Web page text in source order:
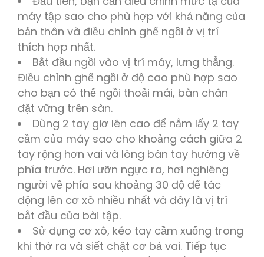
máy tập sao cho phù hợp với khả năng của
bản thân và điều chỉnh ghế ngồi ở vị trí
thích hợp nhất.
Bắt đầu ngồi vào vị trí máy, lưng thẳng.
Điều chỉnh ghế ngồi ở độ cao phù hợp sao
cho bạn có thể ngồi thoải mái, bàn chân
đặt vững trên sàn.
Dùng 2 tay giơ lên cao để nắm lấy 2 tay
cầm của máy sao cho khoảng cách giữa 2
tay rộng hơn vai và lòng bàn tay hướng về
phía trước. Hơi ưỡn ngực ra, hơi nghiêng
người về phía sau khoảng 30 độ để tác
động lên cơ xô nhiều nhất và đây là vị trí
bắt đầu của bài tập.
Sử dụng cơ xô, kéo tay cầm xuống trong
khi thở ra và siết chặt cơ bả vai. Tiếp tục